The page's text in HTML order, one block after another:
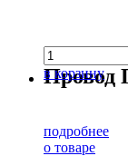
в корзину
Провод
подробнее
о товаре